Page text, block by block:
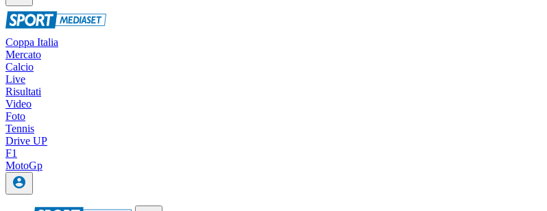
Coppa Italia
Mercato
Calcio
Live
Risultati
Video
Foto
Tennis
Drive UP
F1
MotoGp